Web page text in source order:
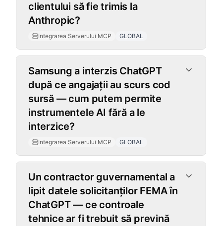
clientului să fie trimis la
Anthropic?
Integrarea Serverului MCP GLOBAL
Samsung a interzis ChatGPT
după ce angajații au scurs cod
sursă — cum putem permite
instrumentele AI fără a le
interzice?
Integrarea Serverului MCP GLOBAL
Un contractor guvernamental a
lipit datele solicitanților FEMA în
ChatGPT — ce controale
tehnice ar fi trebuit să prevină